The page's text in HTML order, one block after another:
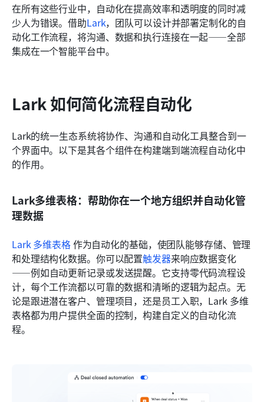
在所有这些行业中，自动化在提高效率和透明度的同时减
少人为错误。借助Lark，团队可以设计并部署定制化的自
动化工作流程，将沟通、数据和执行连接在一起——全部
集成在一个智能平台中。
Lark 如何简化流程自动化
Lark的统一生态系统将协作、沟通和自动化工具整合到一
个界面中。以下是其各个组件在构建端到端流程自动化中
的作用。
Lark多维表格：帮助你在一个地方组织并自动化管
理数据
Lark 多维表格 作为自动化的基础，使团队能够存储、管理
和处理结构化数据。你可以配置触发器来响应数据变化
——例如自动更新记录或发送提醒。它支持零代码流程设
计，每个工作流都以可靠的数据和清晰的逻辑为起点。无
论是跟进潜在客户、管理项目，还是员工入职，Lark 多维
表格都为用户提供全面的控制，构建自定义的自动化流
程。